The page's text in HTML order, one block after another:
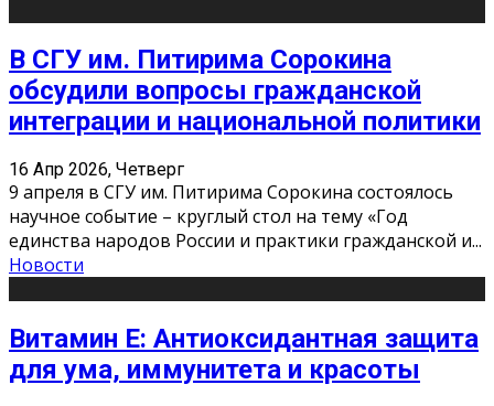
В СГУ им. Питирима Сорокина
обсудили вопросы гражданской
интеграции и национальной политики
16 Апр 2026, Четверг
9 апреля в СГУ им. Питирима Сорокина состоялось
научное событие – круглый стол на тему «Год
единства народов России и практики гражданской и...
Новости
Витамин Е: Антиоксидантная защита
для ума, иммунитета и красоты